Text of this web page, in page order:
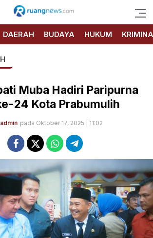
RUANG
NEWS
DAERAH BUDAYA HUKUM
Muba Hadiri Paripurna
24 Kota Prabumulih
admin pada Oktober 17, 2025 | 11:02